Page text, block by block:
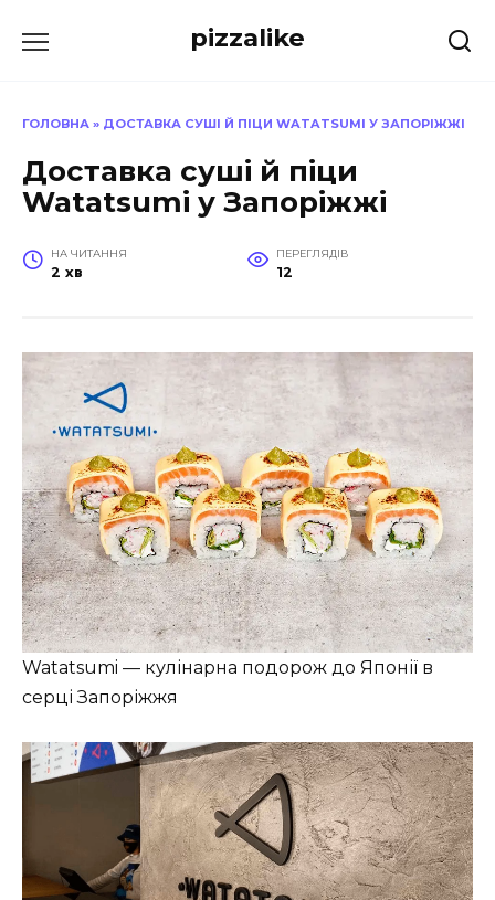
до
pizzalike
ГОЛОВНА » ДОСТАВКА СУШІ Й ПІЦИ WATATSUMI У ЗАПОРІЖЖІ
Доставка суші й піци
Watatsumi у Запоріжжі
НА ЧИТАННЯ
2 хв
ПЕРЕГЛЯДІВ
12
Watatsumi — кулінарна подорож до Японії в
серці Запоріжжя